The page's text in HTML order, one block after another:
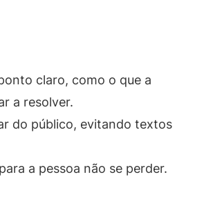
claro, como o que a
a resolver.
do público, evitando textos
a pessoa não se perder.